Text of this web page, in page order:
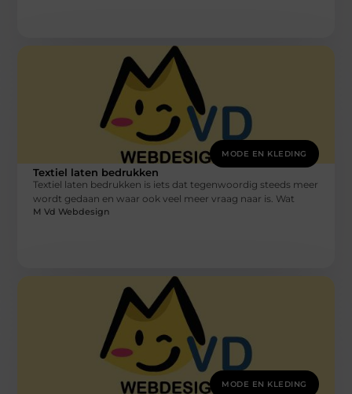
MODE EN KLEDING
Textiel laten bedrukken
Textiel laten bedrukken is iets dat tegenwoordig steeds meer
wordt gedaan en waar ook veel meer vraag naar is. Wat
M Vd Webdesign
MODE EN KLEDING